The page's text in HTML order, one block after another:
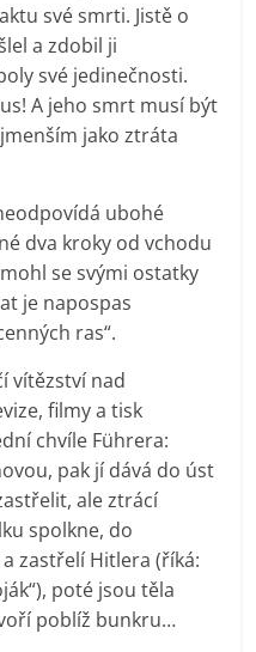
své smrti. Jistě o
a zdobil ji
své jedinečnosti.
A jeho smrt musí být
jako ztráta
ubohé
dva kroky od vchodu
se svými ostatky
je napospas
ras“.
vítězství nad
filmy a tisk
chvíle Führera:
pak jí dává do úst
ale ztrácí
spolkne, do
zastřelí Hitlera (říká:
poté jsou těla
poblíž bunkru…